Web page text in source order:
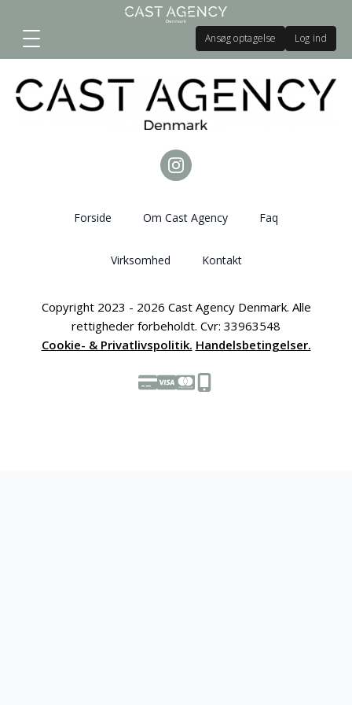
Ansøg optagelse Log ind
Forside Om Cast Agency Faq
Virksomhed Kontakt
Copyright 2023 - 2026 Cast Agency Denmark. Alle
rettigheder forbeholdt. Cvr: 33963548
Cookie- & Privatlivspolitik. Handelsbetingelser.